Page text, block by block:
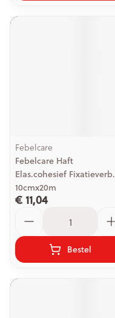
Febelcare
Febelcare Haft
Elas.cohesief Fixatieverb.
10cmx20m
€ 11,04
Bestel